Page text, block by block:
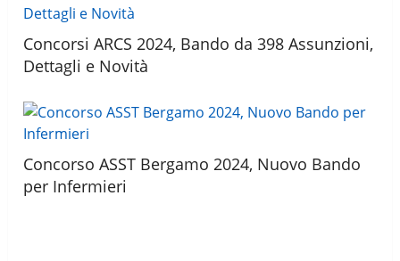
Concorsi ARCS 2024, Bando da 398 Assunzioni,
Dettagli e Novità
Concorso ASST Bergamo 2024, Nuovo Bando
per Infermieri